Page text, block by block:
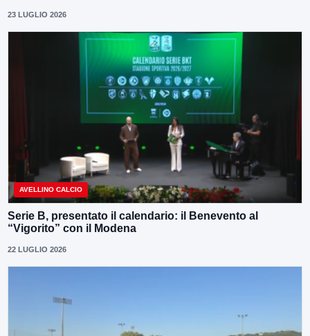
23 LUGLIO 2026
AVELLINO CALCIO
Serie B, presentato il calendario: il Benevento al
“Vigorito” con il Modena
22 LUGLIO 2026